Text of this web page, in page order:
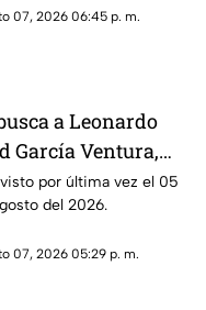
ha sido cuestionado
ellos Rubén Rocha y
Inzunza.
07, 2026 06:45 p. m.
a Leonardo
García Ventura,
en
por última vez el 05
del 2026.
07, 2026 05:29 p. m.